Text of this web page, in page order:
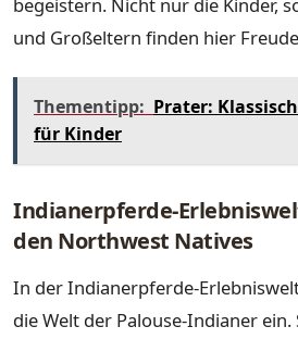
und Großeltern finden hier
Thementipp: Prater:
für Kinder
Indianerpferde-
den Northwest Natives
In der Indianerpferde-
die Welt der Palouse-Indianer